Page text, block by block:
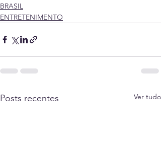
BRASIL
ENTRETENIMENTO
Posts recentes Ver tudo